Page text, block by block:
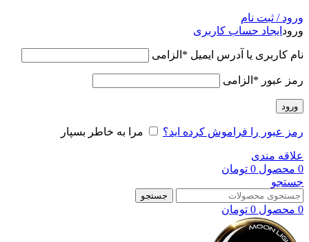
ورود / ثبت نام
ورود ایجاد حساب کاربری
نام کاربری یا آدرس ایمیل * الزامی
رمز عبور * الزامی
ورود
رمز عبور را فراموش کرده اید؟ مرا به خاطر بسپار
علاقه مندی
0 محصول 0 تومان
جستجو
جستجو
0 محصول 0 تومان